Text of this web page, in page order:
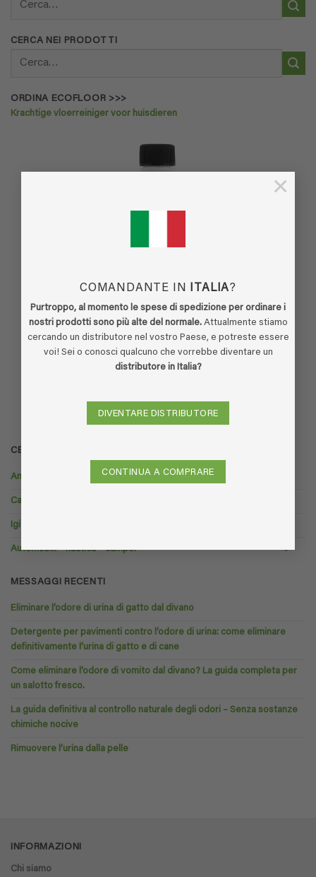
COMANDANTE IN ITALIA?
Purtroppo, al momento le spese di spedizione per ordinare i
nostri prodotti sono più alte del normale.Attualmente stiamo
cercando un distributore nel vostro Paese, e potreste essere
voi! Sei o conosci qualcuno che vorrebbe diventare un
distributore in Italia?
DIVENTARE DISTRIBUTORE
CONTINUA A COMPRARE
×
CERCA NEI PRODOTTI
ORDINA ECOFLOOR >>>
Krachtige vloerreiniger voor huisdieren
CERCA NEI PRODOTTI
Animali domestici
Casalinghi – domestico
Igiene e sanità
Automobili – nautica – camper
MESSAGGI RECENTI
Eliminare l’odore di urina di gatto dal divano
Detergente per pavimenti contro l’odore di urina: come eliminare
definitivamente l’urina di gatto e di cane
Come eliminare l’odore di vomito dal divano? La guida completa per
un salotto fresco.
La guida definitiva al controllo naturale degli odori – Senza sostanze
chimiche nocive
Rimuovere l’urina dalla pelle
INFORMAZIONI
Chi siamo